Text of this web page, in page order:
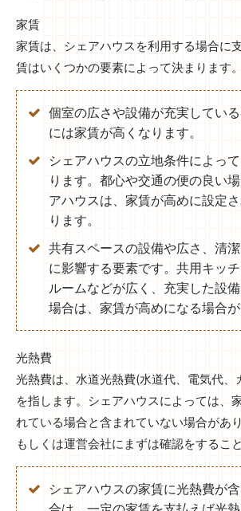
家賃
家賃は、シェアハウスを利用する場合に
賃はいくつかの要素によって決まります。
個室の広さや設備が充実してい
には家賃が高くなります。
シェアハウスの立地条件によっ
ります。都心や交通の便の良い
アハウスは、家賃が高めに設定
ります。
共有スペースの設備や広さ、清
に影響する要素です。共用キッ
ルームなどが広く、充実した設
場合は、家賃が高めになる場合が
光熱費
光熱費は、水道光熱費(水道代、電気代、
を指します。シェアハウスによっては、
れている場合と含まれていない場合があ
もしくは運営会社にまずは確認をするこ
シェアハウスの家賃に光熱費が